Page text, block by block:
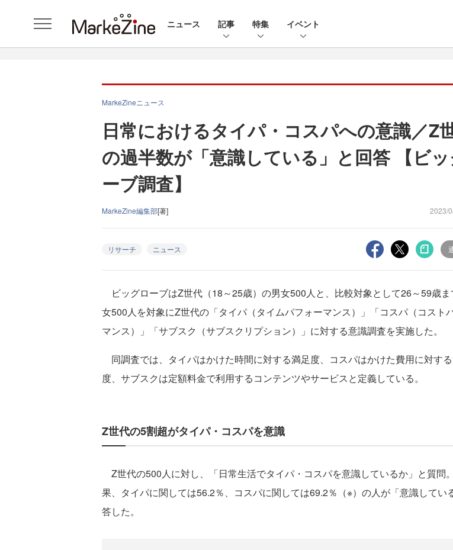
ニュース 記事 特集 イベント
MarkeZineニュース
日常におけるタイパ・コスパへの意識／Z
の過半数が「意識している」と回答 【ビッ
ーブ調査】
MarkeZine編集部[著] 2023/
リサーチ ニュース
ビッグローブはZ世代（18～25歳）の男女500人と、比較対象として26～59歳ま
女500人を対象にZ世代の「タイパ（タイムパフォーマンス）」「コスパ（コスト
マンス）」「サブスク（サブスクリプション）」に対する意識調査を実施した。
同調査では、タイパはかけた時間に対する満足度、コスパはかけた費用に対す
度、サブスクは定額料金で利用するコンテンツやサービスと定義している。
Z世代の5割超がタイパ・コスパを意識
Z世代の500人に対し、「日常生活でタイパ・コスパを意識しているか」と質問
果、タイパに関しては56.2％、コスパに関しては69.2％（※）の人が「意識してい
答した。